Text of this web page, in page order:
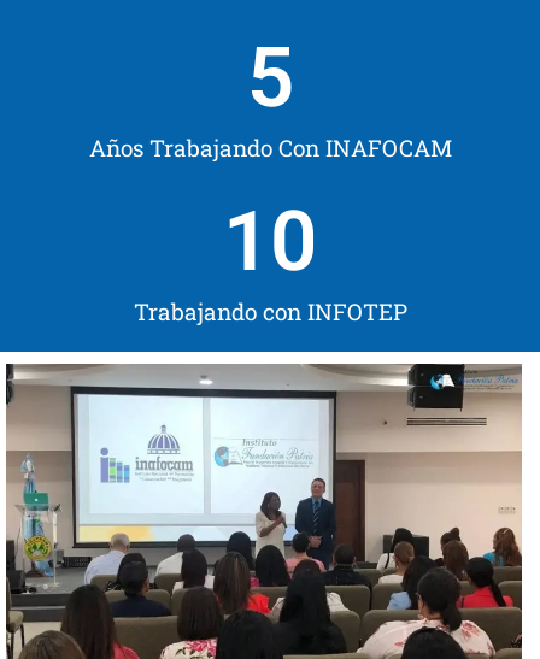
Años Trabajando Con INAFOCAM
5
Trabajando con INFOTEP
10